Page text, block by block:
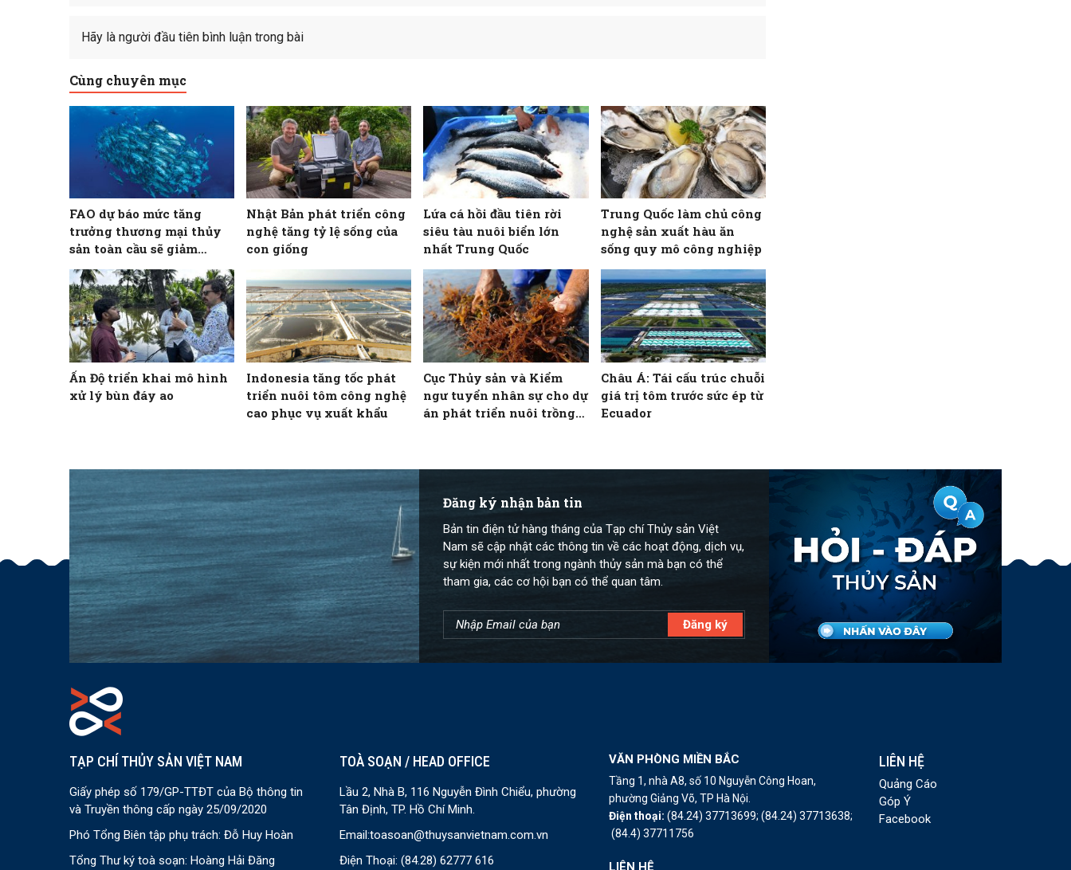
Hãy là người đầu tiên bình luận trong bài
Cùng chuyên mục
FAO dự báo mức tăng
trưởng thương mại thủy
sản toàn cầu sẽ giảm
trong thập kỷ tới
Nhật Bản phát triển công
nghệ tăng tỷ lệ sống của
con giống
Lứa cá hồi đầu tiên rời
siêu tàu nuôi biển lớn
nhất Trung Quốc
Trung Quốc làm chủ công
nghệ sản xuất hàu ăn
sống quy mô công nghiệp
Ấn Độ triển khai mô hình
xử lý bùn đáy ao
Indonesia tăng tốc phát
triển nuôi tôm công nghệ
cao phục vụ xuất khẩu
Cục Thủy sản và Kiểm
ngư tuyển nhân sự cho dự
án phát triển nuôi trồng
Châu Á: Tái cấu trúc chuỗi
giá trị tôm trước sức ép từ
Ecuador
Đăng ký nhận bản tin
Bản tin điện tử hàng tháng của Tạp chí Thủy sản Việt
Nam sẽ cập nhật các thông tin về các hoạt động, dịch vụ,
sự kiện mới nhất trong ngành thủy sản mà bạn có thể
tham gia, các cơ hội bạn có thể quan tâm.
TẠP CHÍ THỦY SẢN VIỆT NAM
Giấy phép số 179/GP-TTĐT của Bộ thông tin
và Truyền thông cấp ngày 25/09/2020
Phó Tổng Biên tập phụ trách: Đỗ Huy Hoàn
Tổng Thư ký toà soạn: Hoàng Hải Đăng
TOÀ SOẠN / HEAD OFFICE
Lầu 2, Nhà B, 116 Nguyễn Đình Chiểu, phường
Tân Định, TP. Hồ Chí Minh.
Email:toasoan@thuysanvietnam.com.vn
Điện Thoại: (84.28) 62777 616
VĂN PHÒNG MIỀN BẮC
Tầng 1, nhà A8, số 10 Nguyễn Công Hoan,
phường Giảng Võ, TP Hà Nội.
Điện thoại:(84.24) 37713699;(84.24) 37713638;
(84.4) 37711756
LIÊN HỆ
LIÊN HỆ
Quảng Cáo
Góp Ý
Facebook